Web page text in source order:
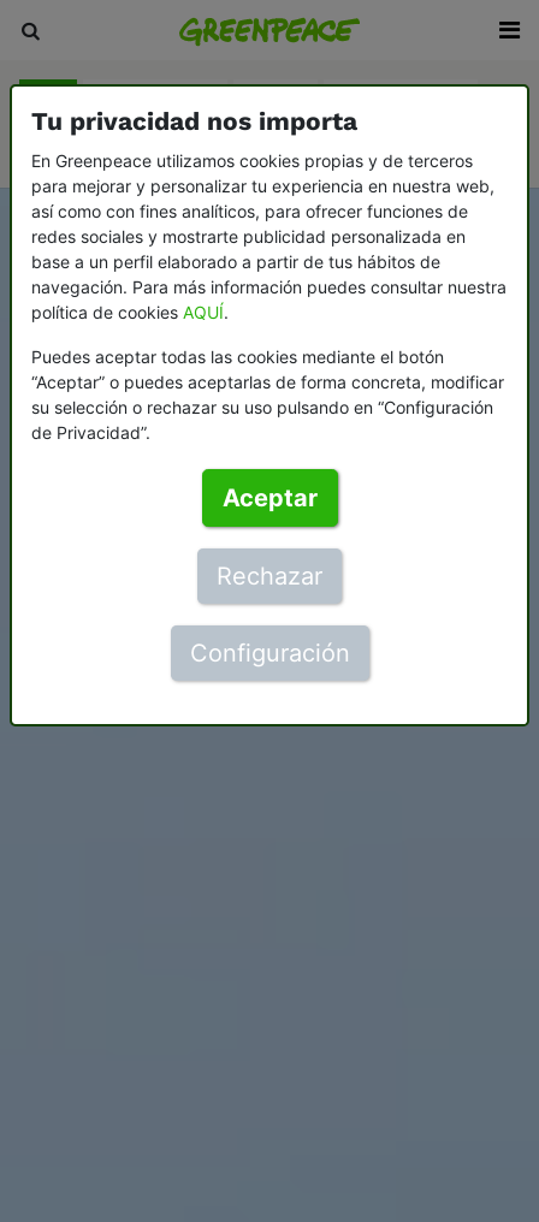
Tu privacidad nos importa
En Greenpeace utilizamos cookies propias y de terceros
para mejorar y personalizar tu experiencia en nuestra web,
así como con fines analíticos, para ofrecer funciones de
redes sociales y mostrarte publicidad personalizada en
base a un perfil elaborado a partir de tus hábitos de
navegación. Para más información puedes consultar nuestra
política de cookies AQUÍ.
Puedes aceptar todas las cookies mediante el botón
“Aceptar” o puedes aceptarlas de forma concreta, modificar
su selección o rechazar su uso pulsando en “Configuración
de Privacidad”.
Aceptar
Rechazar
Configuración